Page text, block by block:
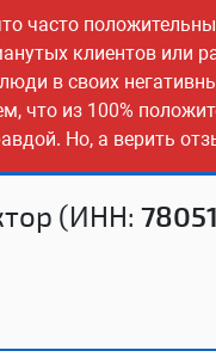
часто
клиентов или
в своих
что из 100%
Но, а верить
(ИНН: